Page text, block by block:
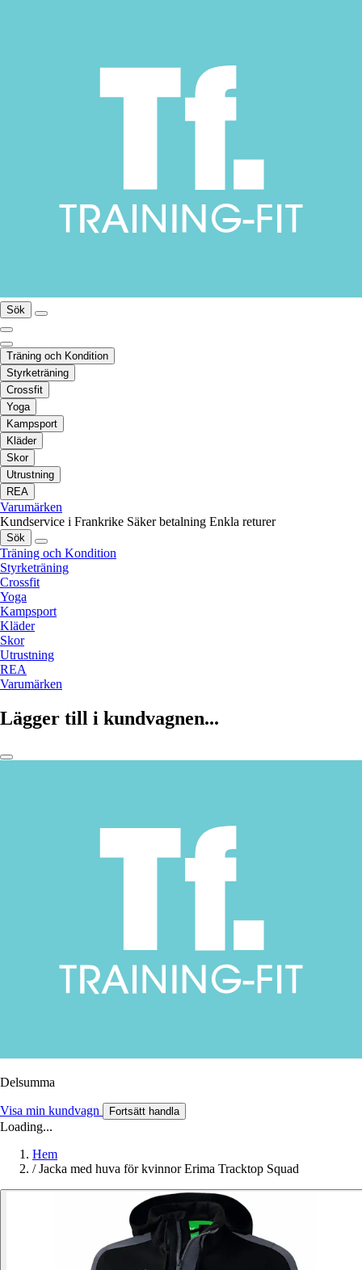
Sök
Träning och Kondition
Styrketräning
Crossfit
Yoga
Kampsport
Kläder
Skor
Utrustning
REA
Varumärken
Kundservice i Frankrike Säker betalning Enkla returer
Sök
Träning och Kondition
Styrketräning
Crossfit
Yoga
Kampsport
Kläder
Skor
Utrustning
REA
Varumärken
Lägger till i kundvagnen...
Delsumma
Visa min kundvagn Fortsätt handla
Loading...
Hem
/ Jacka med huva för kvinnor Erima Tracktop Squad